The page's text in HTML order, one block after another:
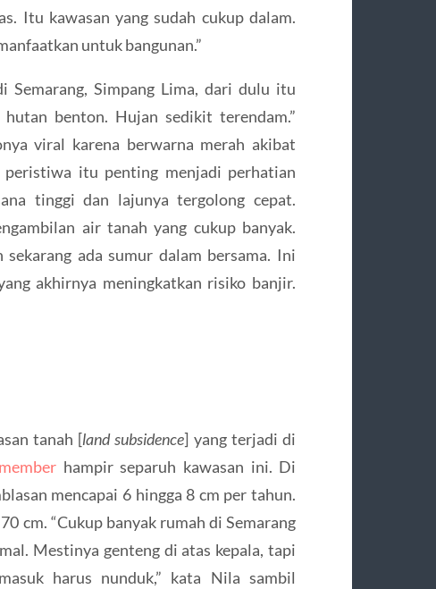
Itu kawasan yang sudah cukup dalam.
untuk bangunan.”
Semarang, Simpang Lima, dari dulu itu
benton. Hujan sedikit terendam.”
viral karena berwarna merah akibat
itu penting menjadi perhatian
tinggi dan lajunya tergolong cepat.
air tanah yang cukup banyak.
ada sumur dalam bersama. Ini
akhirnya meningkatkan risiko banjir.
tanah [land subsidence] yang terjadi di
hampir separuh kawasan ini. Di
mencapai 6 hingga 8 cm per tahun.
cm. “Cukup banyak rumah di Semarang
Mestinya genteng di atas kepala, tapi
harus nunduk,” kata Nila sambil